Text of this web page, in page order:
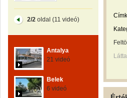
2/2 oldal (11 videó)
Antalya
21 videó
Belek
6 videó